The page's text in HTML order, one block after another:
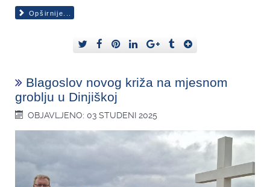
Opširnije...
Blagoslov novog križa na mjesnom
groblju u Dinjiškoj
OBJAVLJENO: 03 STUDENI 2025